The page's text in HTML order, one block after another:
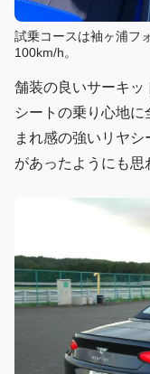
試乗コースは袖ヶ浦フ
100km/h。
舗装の良いサーキッ
シートの乗り心地
まれ感の強いリヤ
があったようにも思